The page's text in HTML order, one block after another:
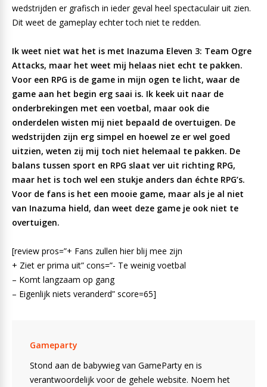
wedstrijden er grafisch in ieder geval heel spectaculair uit zien.
Dit weet de gameplay echter toch niet te redden.
Ik weet niet wat het is met Inazuma Eleven 3: Team Ogre
Attacks, maar het weet mij helaas niet echt te pakken.
Voor een RPG is de game in mijn ogen te licht, waar de
game aan het begin erg saai is. Ik keek uit naar de
onderbrekingen met een voetbal, maar ook die
onderdelen wisten mij niet bepaald de overtuigen. De
wedstrijden zijn erg simpel en hoewel ze er wel goed
uitzien, weten zij mij toch niet helemaal te pakken. De
balans tussen sport en RPG slaat ver uit richting RPG,
maar het is toch wel een stukje anders dan échte RPG’s.
Voor de fans is het een mooie game, maar als je al niet
van Inazuma hield, dan weet deze game je ook niet te
overtuigen.
[review pros=”+ Fans zullen hier blij mee zijn
+ Ziet er prima uit” cons=”- Te weinig voetbal
– Komt langzaam op gang
– Eigenlijk niets veranderd” score=65]
Gameparty
Stond aan de babywieg van GameParty en is
verantwoordelijk voor de gehele website. Noem het